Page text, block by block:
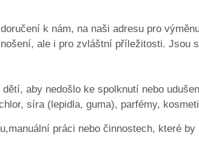
k nám, na naši adresu pro
ale i pro zvláštní příležitosti. Jsou
aby nedošlo ke spolknutí nebo
síra (lepidla, guma), parfémy,
práci nebo činnostech, které